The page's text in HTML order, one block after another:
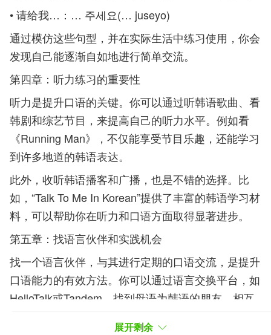
• 请给我…：… 주세요(… juseyo)
通过模仿这些句型，并在实际生活中练习使用，你会
发现自己能逐渐自如地进行简单交流。
第四章：听力练习的重要性
听力是提升口语的关键。你可以通过听韩语歌曲、看
韩剧和综艺节目，来提高自己的听力水平。例如看
《Running Man》，不仅能享受节目乐趣，还能学习
到许多地道的韩语表达。
此外，收听韩语播客和广播，也是不错的选择。比
如，“Talk To Me In Korean”提供了丰富的韩语学习材
料，可以帮助你在听力和口语方面取得显著进步。
第五章：找语言伙伴和实践机会
找一个语言伙伴，与其进行定期的口语交流，是提升
口语能力的有效方法。你可以通过语言交换平台，如
HelloTalk或Tandem，找到母语为韩语的朋友，相互
展开剩余